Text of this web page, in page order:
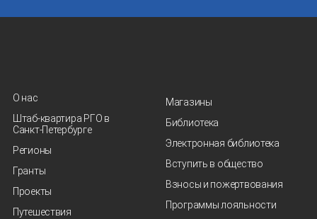
О нас
Штаб-квартира РГО в
Санкт‑Петербурге
Регионы
Гранты
Проекты
Путешествия
Магазины
Библиотека
Электронная библиотека
Вступить в общество
Взносы и пожертвования
Программы лояльности